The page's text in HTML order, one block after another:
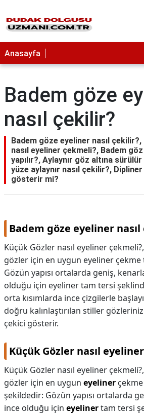
Anasayfa
Badem göze
nasıl çekilir?
Badem göze eyeliner nasıl
nasıl eyeliner çekmeli?, Badem göz
yapılır?, Aylaynır göz altına
yüze aylaynır nasıl çekilir?,
gösterir mi?
Badem göze eyeliner
Küçük Gözler nasıl eyeliner
gözler için en uygun eyeliner
Gözün yapısı ortalarda geniş,
olduğu için eyeliner tam tersi
orta kısımlarda ince çizgilerle
doğru kalınlaştırılan stiller
çekici gösterir.
Küçük Gözler nasıl
Küçük Gözler nasıl eyeliner çekmeli?,
gözler için en uygun eyeliner
şekildedir: Gözün yapısı ortalarda
ince olduğu için eyelinertam tersi